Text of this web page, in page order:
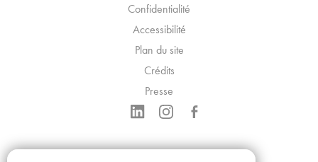
Confidentialité
Accessibilité
Plan du site
Crédits
Presse